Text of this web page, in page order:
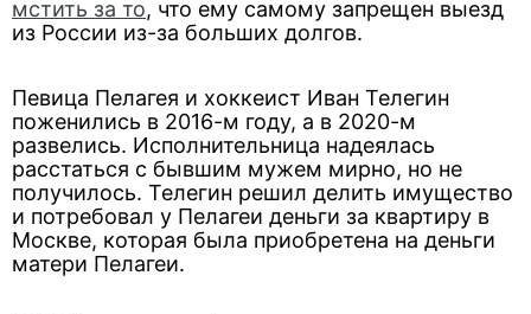
мстить за то, что ему самому запрещен выезд
из России из-за больших долгов.
Певица Пелагея и хоккеист Иван Телегин
поженились в 2016-м году, а в 2020-м
развелись. Исполнительница надеялась
расстаться с бывшим мужем мирно, но не
получилось. Телегин решил делить имущество
и потребовал у Пелагеи деньги за квартиру в
Москве, которая была приобретена на деньги
матери Пелагеи.